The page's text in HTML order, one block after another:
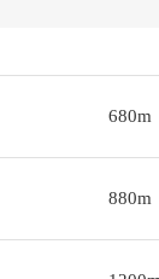
680m
880m